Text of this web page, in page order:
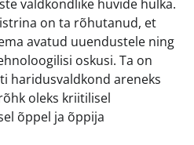
valdkondlike huvide hulka.
on ta rõhutanud, et
avatud uuendustele ning
oskusi. Ta on
haridusvaldkond areneks
oleks kriitilisel
õppel ja õppija